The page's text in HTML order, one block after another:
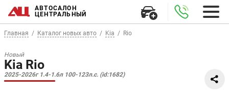
АВТОСАЛОН
ЦЕНТРАЛЬНЫЙ
Главная Каталог новых авто Kia Rio
Новый
Kia Rio
2025-2026г 1.4-1.6л 100-123л.с. (id:1682)